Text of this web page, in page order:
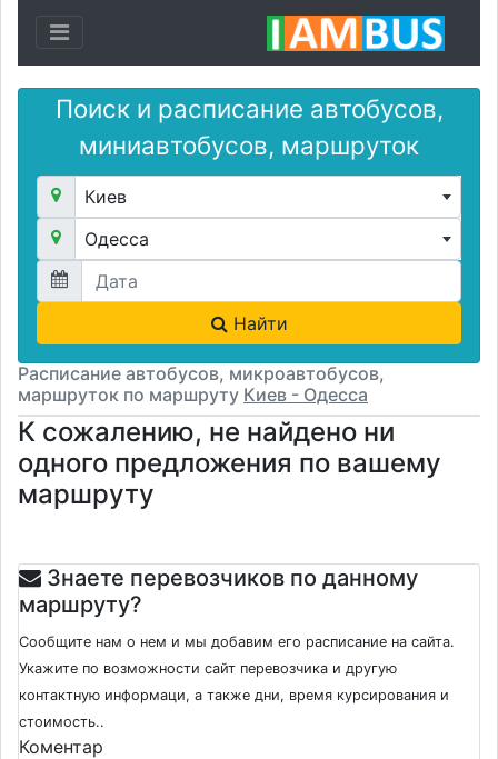
Toggle navigation
Поиск и расписание автобусов,
миниавтобусов, маршруток
Киев
Одесса
Найти
Расписание автобусов, микроавтобусов,
маршруток по маршруту Киев - Одесса
К сожалению, не найдено ни
одного предложения по вашему
маршруту
Знаете перевозчиков по данному
маршруту?
Сообщите нам о нем и мы добавим его расписание на сайта.
Укажите по возможности сайт перевозчика и другую
контактную информаци, а также дни, время курсирования и
стоимость..
Коментар